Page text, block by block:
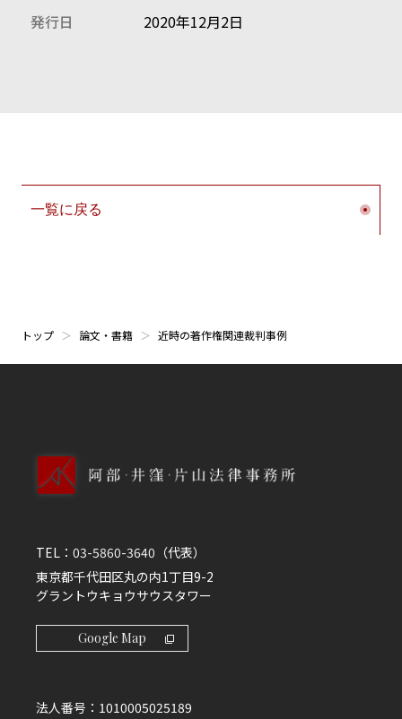
発行日
2020年12月2日
一覧に戻る
トップ 論文・書籍 近時の著作権関連裁判事例
TEL： 03-5860-3640 （代表）
東京都千代田区丸の内1丁目9-2
グラントウキョウサウスタワー
Google Map
法人番号： 1010005025189